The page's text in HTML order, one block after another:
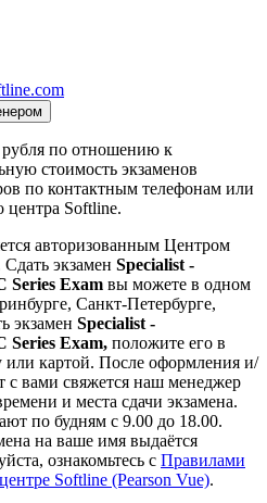
рубля по отношению к
стоимость экзаменов
по контактным телефонам или
центра Softline.
авторизованным Центром
Сдать экзамен Specialist -
Series Exam вы можете в одном
Санкт-Петербурге,
экзамен Specialist -
Series Exam, положите его в
или картой. После оформления и/
с вами свяжется наш менеджер
и места сдачи экзамена.
по будням с 9.00 до 18.00.
на ваше имя выдаётся
ознакомьтесь с Правилами
Softline (Pearson Vue).